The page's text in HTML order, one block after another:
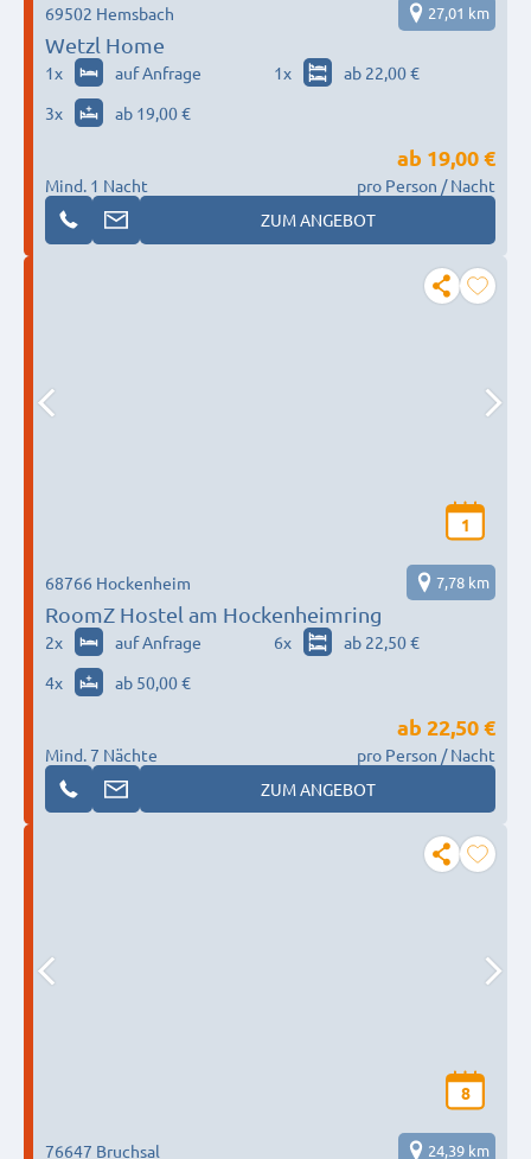
Wetzl Home
69502 Hemsbach 27,01 km
1x auf Anfrage 1x
ab 22,00 €
3x ab 19,00 €
Mind. 1 Nacht
ab 19,00 €
pro Person / Nacht
ZUM ANGEBOT
1
RoomZ Hostel am Hockenheimring
68766 Hockenheim 7,78 km
2x auf Anfrage 6x
ab 22,50 €
4x ab 50,00 €
Mind. 7 Nächte
ab 22,50 €
pro Person / Nacht
ZUM ANGEBOT
8
76647 Bruchsal 24,39 km